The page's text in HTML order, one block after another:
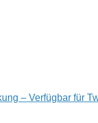
– Verfügbar für